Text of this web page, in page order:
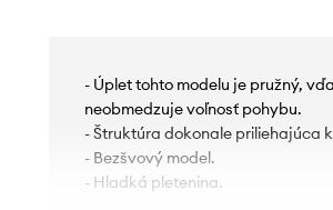
- Úplet tohto modelu je pružný,
neobmedzuje voľnosť pohybu.
- Štruktúra dokonale priliehajúca
- Bezšvový model.
- Hladká pletenina.